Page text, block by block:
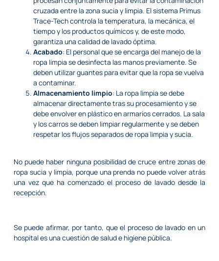
cruzada entre la zona sucia y limpia. El sistema Primus
Trace-Tech controla la temperatura, la mecánica, el
tiempo y los productos químicos y, de este modo,
garantiza una calidad de lavado óptima.
Acabado: El personal que se encarga del manejo de la
ropa limpia se desinfecta las manos previamente. Se
deben utilizar guantes para evitar que la ropa se vuelva
a contaminar.
Almacenamiento limpio: La ropa limpia se debe
almacenar directamente tras su procesamiento y se
debe envolver en plástico en armarios cerrados. La sala
y los carros se deben limpiar regularmente y se deben
respetar los flujos separados de ropa limpia y sucia.
No puede haber ninguna posibilidad de cruce entre zonas de
ropa sucia y limpia, porque una prenda no puede volver atrás
una vez que ha comenzado el proceso de lavado desde la
recepción.
Se puede afirmar, por tanto, que el proceso de lavado en un
hospital es una cuestión de salud e higiene pública.